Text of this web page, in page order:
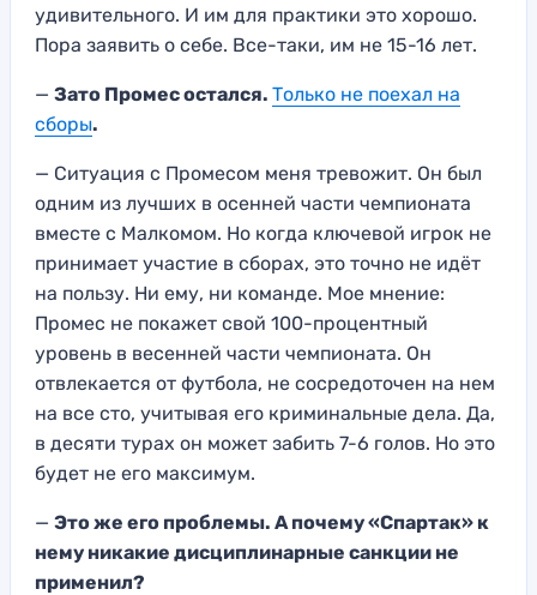
удивительного. И им для практики это хорошо.
Пора заявить о себе. Все-таки, им не 15-16 лет.
— Зато Промес остался. Только не поехал на
сборы.
— Ситуация с Промесом меня тревожит. Он был
одним из лучших в осенней части чемпионата
вместе с Малкомом. Но когда ключевой игрок не
принимает участие в сборах, это точно не идёт
на пользу. Ни ему, ни команде. Мое мнение:
Промес не покажет свой 100-процентный
уровень в весенней части чемпионата. Он
отвлекается от футбола, не сосредоточен на нем
на все сто, учитывая его криминальные дела. Да,
в десяти турах он может забить 7-6 голов. Но это
будет не его максимум.
— Это же его проблемы. А почему «Спартак» к
нему никакие дисциплинарные санкции не
применил?